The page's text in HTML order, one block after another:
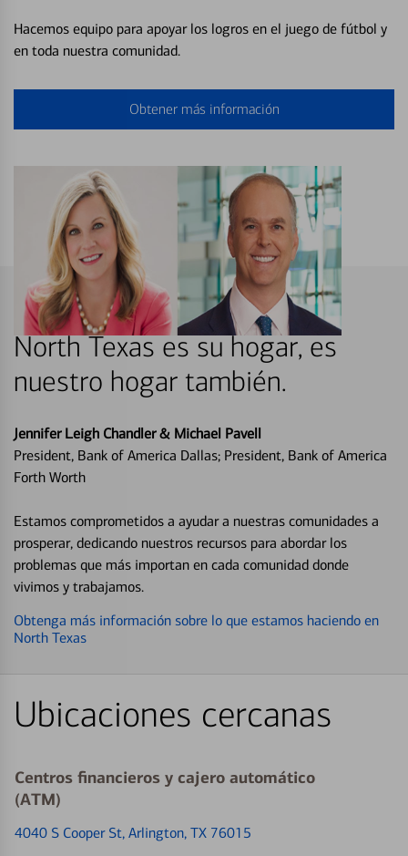
Hacemos equipo para apoyar los logros en el juego de fútbol y
en toda nuestra comunidad.
Obtener más información
North Texas es su hogar, es
nuestro hogar también.
Jennifer Leigh Chandler & Michael Pavell
President, Bank of America Dallas; President, Bank of America
Forth Worth
Estamos comprometidos a ayudar a nuestras comunidades a
prosperar, dedicando nuestros recursos para abordar los
problemas que más importan en cada comunidad donde
vivimos y trabajamos.
Obtenga más información sobre lo que estamos haciendo en
North Texas
Ubicaciones cercanas
Centros financieros y cajero automático
(ATM)
4040 S Cooper St, Arlington, TX 76015